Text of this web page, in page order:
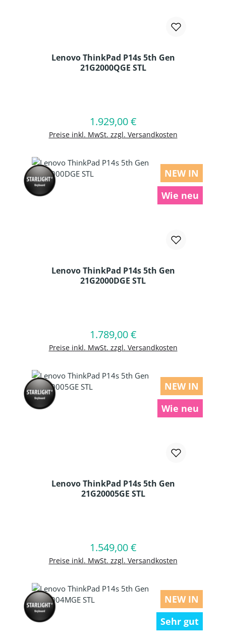
Lenovo ThinkPad P14s 5th Gen
21G2000QGE STL
Regulärer Preis:
1.929,00 €
Preise inkl. MwSt. zzgl. Versandkosten
In den Warenkorb
NEW IN
Wie neu
Lenovo ThinkPad P14s 5th Gen
21G2000DGE STL
Regulärer Preis:
1.789,00 €
Preise inkl. MwSt. zzgl. Versandkosten
In den Warenkorb
NEW IN
Wie neu
Lenovo ThinkPad P14s 5th Gen
21G20005GE STL
Regulärer Preis:
1.549,00 €
Preise inkl. MwSt. zzgl. Versandkosten
In den Warenkorb
NEW IN
Sehr gut